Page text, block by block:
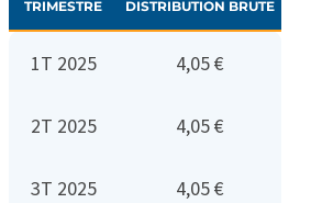
TRIMESTRE DISTRIBUTION BRUTE
1T 2025 4,05 €
2T 2025 4,05 €
3T 2025 4,05 €